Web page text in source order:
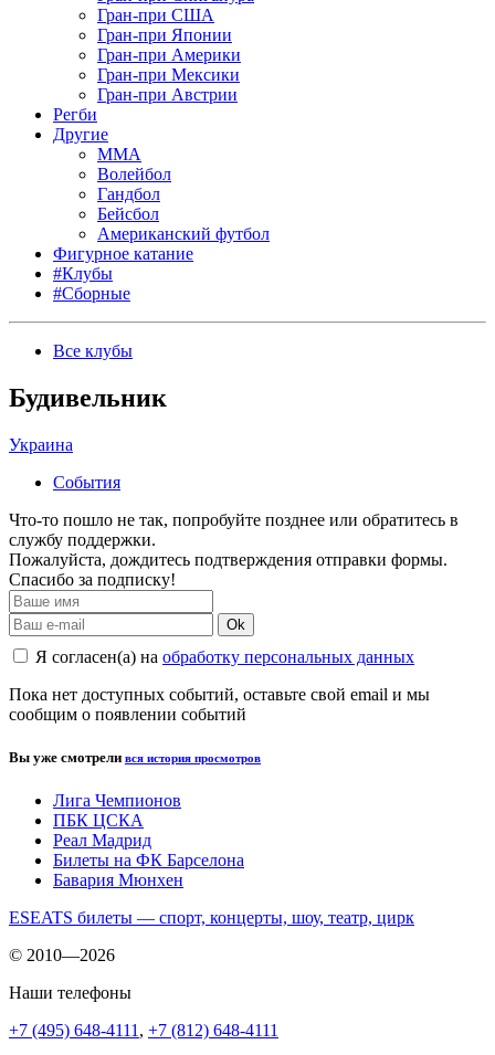
Гран-при США
Гран-при Японии
Гран-при Америки
Гран-при Мексики
Гран-при Австрии
Регби
Другие
MMA
Волейбол
Гандбол
Бейсбол
Американский футбол
Фигурное катание
#Клубы
#Сборные
Все клубы
Будивельник
Украина
События
Что-то пошло не так, попробуйте позднее или обратитесь в
службу поддержки.
Пожалуйста, дождитесь подтверждения отправки формы.
Спасибо за подписку!
Ok
Я согласен(а) на обработку персональных данных
Пока нет доступных событий, оставьте свой email и мы
сообщим о появлении событий
Вы уже смотрели вся история просмотров
Лига Чемпионов
ПБК ЦСКА
Реал Мадрид
Билеты на ФК Барселона
Бавария Мюнхен
ESEATS билеты — спорт, концерты, шоу, театр, цирк
© 2010—2026
Наши телефоны
+7 (495) 648-4111 , +7 (812) 648-4111